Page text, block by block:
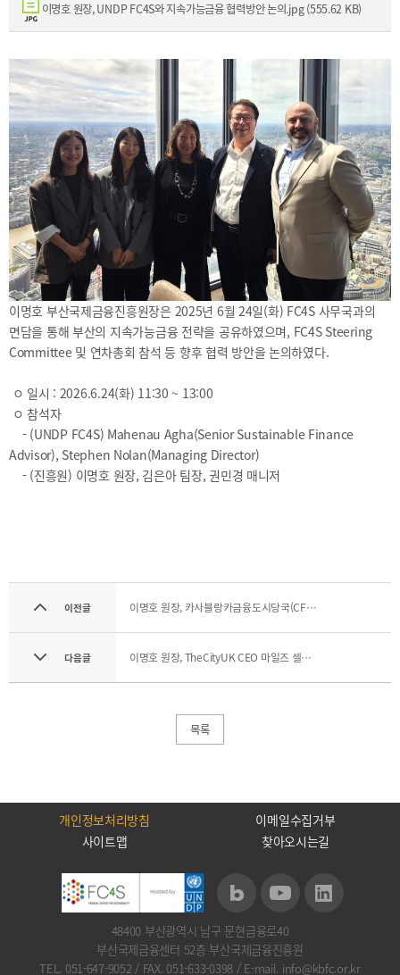
공지사항보도자료
2026
2025
2024
2023
2022
2021
2020
진흥원
소식
국내외
IR
새소식
언론보도
2026
2025
2021
2020
취소
지난강좌
연간운영
아카데미
60초해양금융
CEO 소개
[48400] 부산광역시 남구 문현금융로40
부산국제금융센터 52층 부산국제금융진흥원
TEL.051-647-9052 / FAX.051-633-0398
이명호 원장, UNDP FC4S와 지속가능금융 협력방안 논의.jpg (555.62 KB)
이명호 부산국제금융진흥원장은 2025년 6월 24일(화) FC4S 사무국과의
면담을 통해 부산의 지속가능금융 전략을 공유하였으며, FC4S Steering
Committee 및 연차총회 참석 등 향후 협력 방안을 논의하였다.
ㅇ 일시 : 2026.6.24(화) 11:30 ~ 13:00
ㅇ 참석자
- (UNDP FC4S) Mahenau Agha(Senior Sustainable Finance
Advisor), Stephen Nolan(Managing Director)
- (진흥원) 이명호 원장, 김은아 팀장, 권민경 매니저
이전글 이명호 원장, 카사블랑카금융도시당국(CFCA) COO 라미아 메르주키(Lamia Merzouki) 접견
다음글 이명호 원장, TheCityUK CEO 마일즈 셀릭(Miles Celic) 접견
목록
개인정보처리방침
이메일수집거부
사이트맵
찾아오시는길
48400 부산광역시 남구 문현금융로40
부산국제금융센터 52층 부산국제금융진흥원
TEL. 051-647-9052 / FAX. 051-633-0398/ E-mail. info@kbfc.or.kr